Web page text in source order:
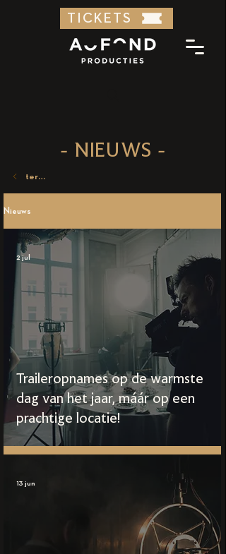
TICKETS
- NIEUWS -
terug
Nieuws
Traileropnames op de warmste
dag van het jaar, máár op een
prachtige locatie!
2 jul
13 jun